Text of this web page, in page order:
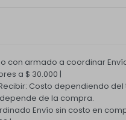
con armado a coordinar
a $ 30.000 |
Costo dependiendo
de la compra.
Envío sin costo en